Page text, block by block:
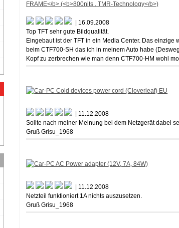
| 16.09.2008
Top TFT sehr gute Bildqualität.
Eingebaut ist der TFT in ein Media Center. Das
beim CTF700-SH das ich in meinem Auto habe
Kopf zu zerbrechen wie man denn CTF700-HM wohl
| 11.12.2008
Sollte nach meiner Meinung bei dem Netzgerät dabei
Gruß Grisu_1968
| 11.12.2008
Netzteil funktioniert 1A nichts auszusetzen.
Gruß Grisu_1968